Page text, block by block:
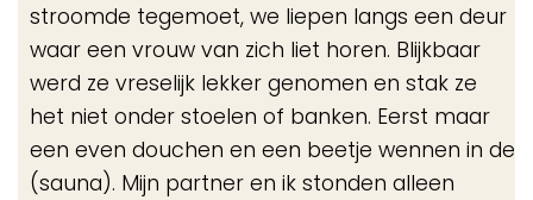
stroomde tegemoet, we liepen langs een deur
waar een vrouw van zich liet horen. Blijkbaar
werd ze vreselijk lekker genomen en stak ze
het niet onder stoelen of banken. Eerst maar
een even douchen en een beetje wennen in de
(sauna). Mijn partner en ik stonden alleen